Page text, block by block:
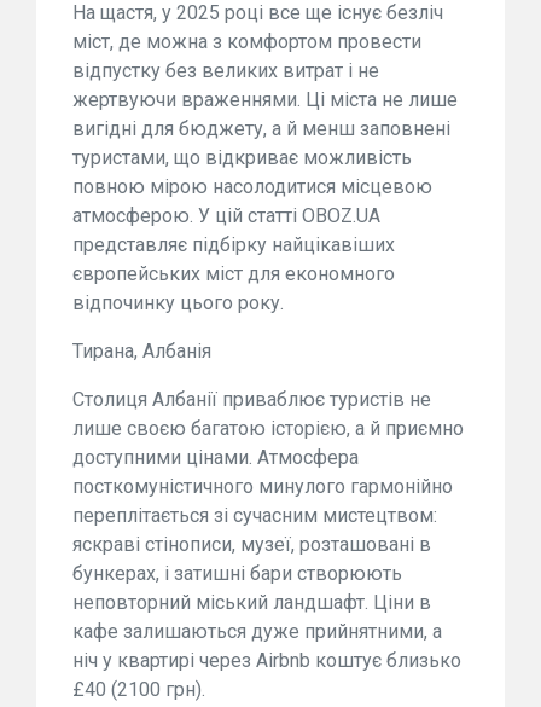
На щастя, у 2025 році все ще існує безліч
міст, де можна з комфортом провести
відпустку без великих витрат і не
жертвуючи враженнями. Ці міста не лише
вигідні для бюджету, а й менш заповнені
туристами, що відкриває можливість
повною мірою насолодитися місцевою
атмосферою. У цій статті OBOZ.UA
представляє підбірку найцікавіших
європейських міст для економного
відпочинку цього року.
Тирана, Албанія
Столиця Албанії приваблює туристів не
лише своєю багатою історією, а й приємно
доступними цінами. Атмосфера
посткомуністичного минулого гармонійно
переплітається зі сучасним мистецтвом:
яскраві стінописи, музеї, розташовані в
бункерах, і затишні бари створюють
неповторний міський ландшафт. Ціни в
кафе залишаються дуже прийнятними, а
ніч у квартирі через Airbnb коштує близько
£40 (2100 грн).